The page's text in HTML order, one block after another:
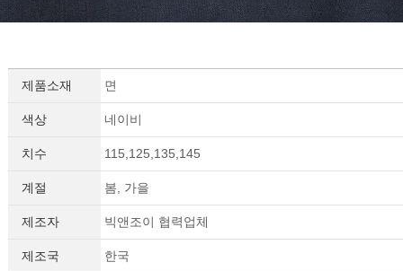
제품소재 면
색상 네이비
치수 115,125,135,145
계절 봄, 가을
제조자 빅앤조이 협력업체
제조국 한국